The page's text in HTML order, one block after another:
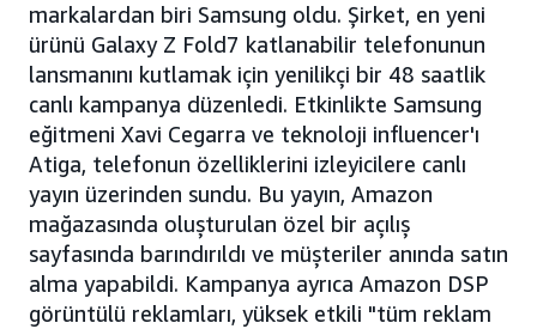
markalardan biri Samsung oldu. Şirket, en yeni
ürünü Galaxy Z Fold7 katlanabilir telefonunun
lansmanını kutlamak için yenilikçi bir 48 saatlik
canlı kampanya düzenledi. Etkinlikte Samsung
eğitmeni Xavi Cegarra ve teknoloji influencer'ı
Atiga, telefonun özelliklerini izleyicilere canlı
yayın üzerinden sundu. Bu yayın, Amazon
mağazasında oluşturulan özel bir açılış
sayfasında barındırıldı ve müşteriler anında satın
alma yapabildi. Kampanya ayrıca Amazon DSP
görüntülü reklamları, yüksek etkili "tüm reklam